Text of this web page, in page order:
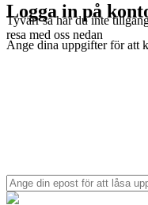
Tyvärr så har du inte
resa med oss nedan
Logga in på
Ange dina uppgifter för att